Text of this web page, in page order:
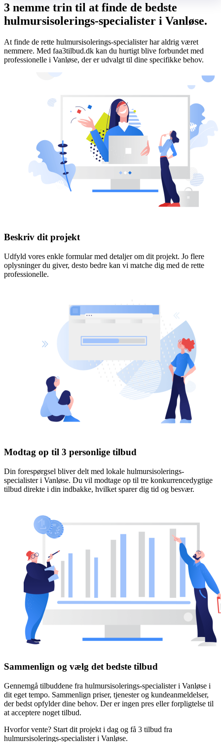
3 nemme trin til at finde de bedste
hulmursisolerings-specialister i Vanløse.
At finde de rette hulmursisolerings-specialister har aldrig været
nemmere. Med faa3tilbud.dk kan du hurtigt blive forbundet med
professionelle i Vanløse, der er udvalgt til dine specifikke behov.
Beskriv dit projekt
Udfyld vores enkle formular med detaljer om dit projekt. Jo flere
oplysninger du giver, desto bedre kan vi matche dig med de rette
professionelle.
Modtag op til 3 personlige tilbud
Din forespørgsel bliver delt med lokale hulmursisolerings-
specialister i Vanløse. Du vil modtage op til tre konkurrencedygtige
tilbud direkte i din indbakke, hvilket sparer dig tid og besvær.
Sammenlign og vælg det bedste tilbud
Gennemgå tilbuddene fra hulmursisolerings-specialister i Vanløse i
dit eget tempo. Sammenlign priser, tjenester og kundeanmeldelser,
der bedst opfylder dine behov. Der er ingen pres eller forpligtelse til
at acceptere noget tilbud.
Hvorfor vente? Start dit projekt i dag og få 3 tilbud fra
hulmursisolerings-specialister i Vanløse.